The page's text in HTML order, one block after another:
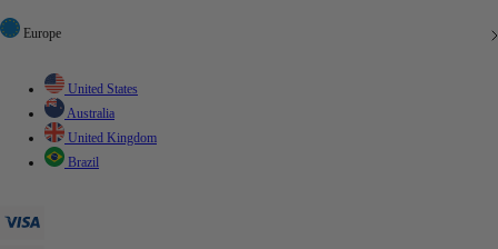
Europe
United States
Australia
United Kingdom
Brazil